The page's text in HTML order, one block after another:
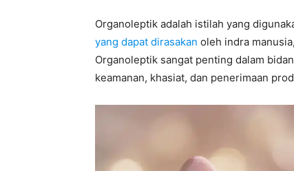
Organoleptik adalah istilah yang
yang dapat dirasakan oleh indra
Organoleptik sangat penting dalam
keamanan, khasiat, dan penerimaan